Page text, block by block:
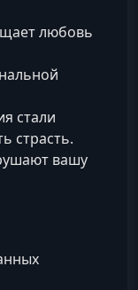
любовь
стали
страсть.
вашу